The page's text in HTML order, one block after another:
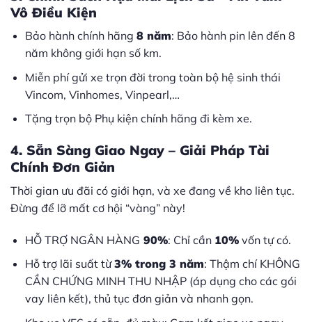
Vô Điều Kiện
Bảo hành chính hãng 8 năm: Bảo hành pin lên đến 8
năm không giới hạn số km.
Miễn phí gửi xe trọn đời trong toàn bộ hệ sinh thái
Vincom, Vinhomes, Vinpearl,…
Tặng trọn bộ Phụ kiện chính hãng đi kèm xe.
4. Sẵn Sàng Giao Ngay – Giải Pháp Tài
Chính Đơn Giản
Thời gian ưu đãi có giới hạn, và xe đang về kho liên tục.
Đừng để lỡ mất cơ hội “vàng” này!
HỖ TRỢ NGÂN HÀNG 90%: Chỉ cần 10%vốn tự có.
Hỗ trợ lãi suất từ3% trong 3 năm: Thậm chí KHÔNG
CẦN CHỨNG MINH THU NHẬP (áp dụng cho các gói
vay liên kết), thủ tục đơn giản và nhanh gọn.